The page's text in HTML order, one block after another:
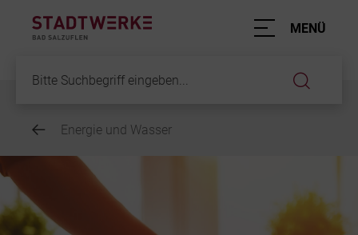
Hauptnavigation
MENÜ
Energie und Wasser
Mobilität